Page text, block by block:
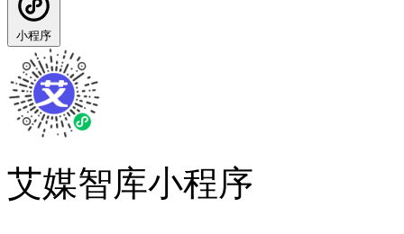
小程序
艾媒智库小程序